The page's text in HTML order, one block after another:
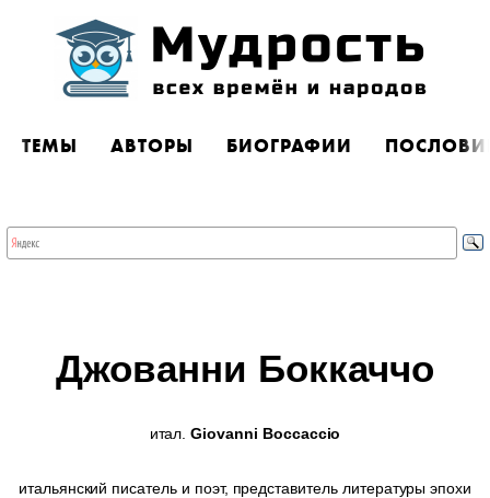
ТЕМЫ АВТОРЫ БИОГРАФИИ
Джованни Боккаччо
итал.Giovanni Boccaccio
итальянский писатель и поэт, представитель литературы эпохи